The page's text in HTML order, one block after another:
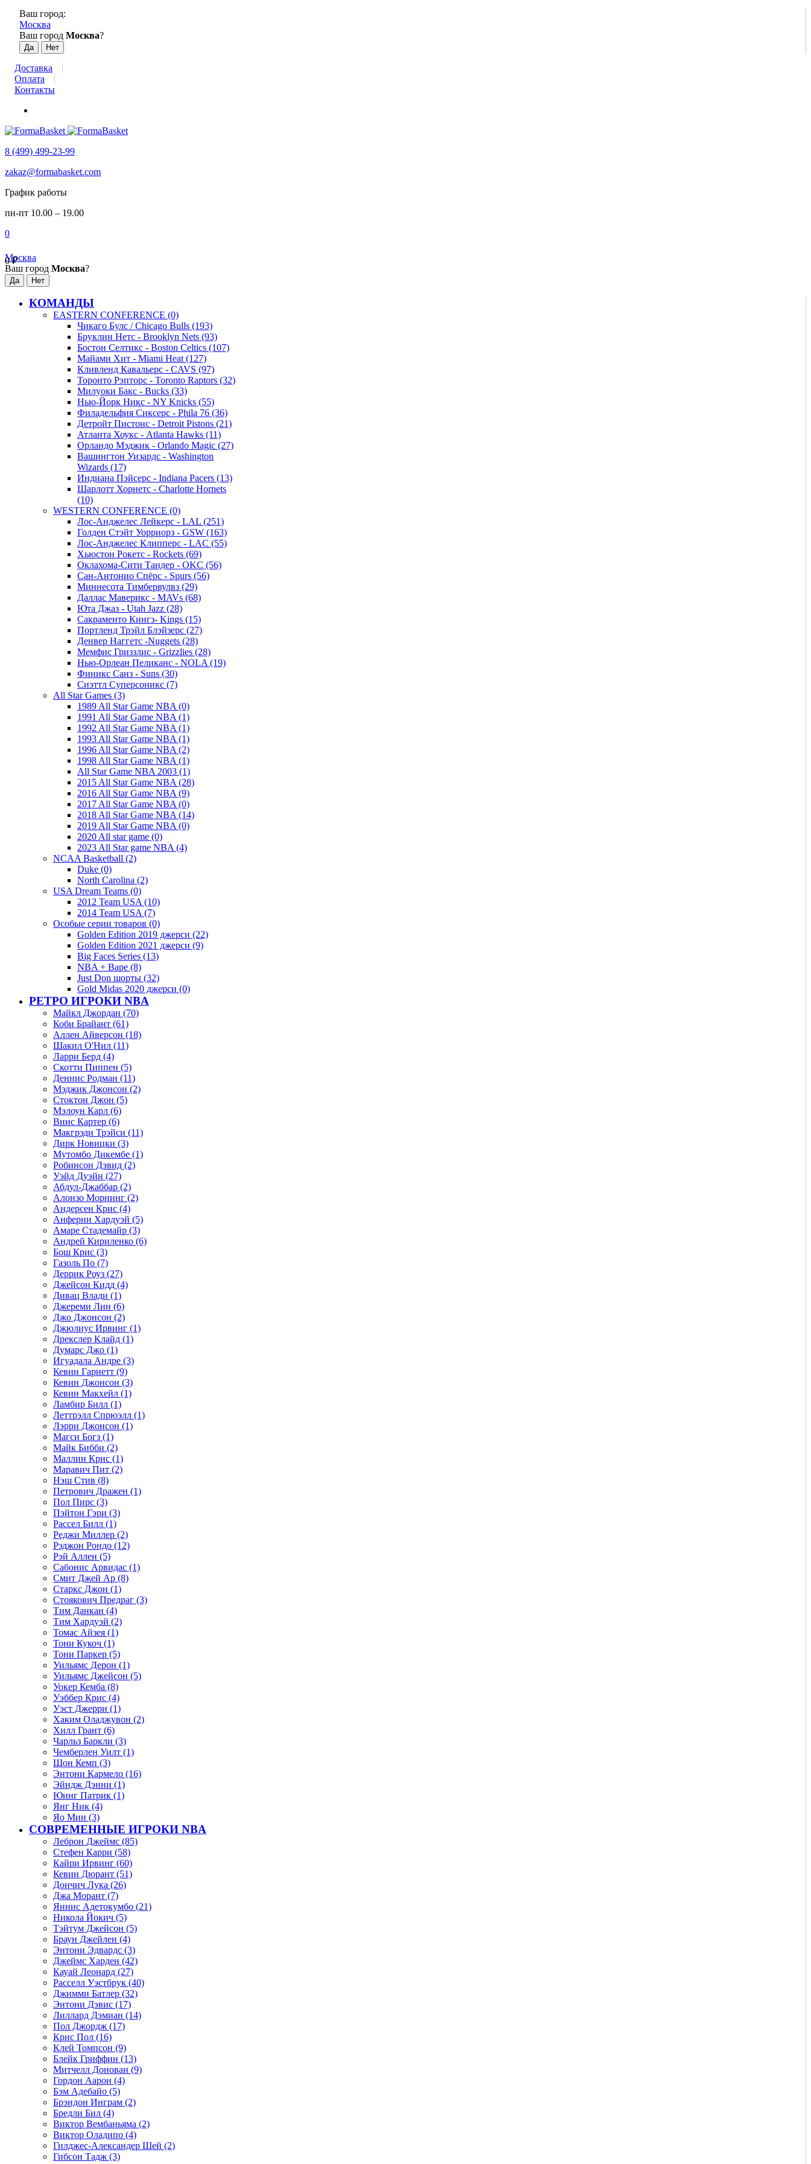
Ваш город:
Москва
Ваш город Москва?
Доставка
Оплата
Контакты
8 (499) 499-23-99
zakaz@formabasket.com
График работы
пн-пт 10.00 – 19.00
0
0₽
Москва
Ваш город Москва?
КОМАНДЫ
EASTERN CONFERENCE (0)
Чикаго Булс / Chicago Bulls (193)
Бруклин Нетс - Brooklyn Nets (93)
Бостон Селтикс - Boston Celtics (107)
Майами Хит - Miami Heat (127)
Кливленд Кавальерс - CAVS (97)
Торонто Рэпторс - Toronto Raptors (32)
Милуоки Бакс - Bucks (33)
Нью-Йорк Никс - NY Knicks (55)
Филадельфия Сиксерс - Phila 76 (36)
Детройт Пистонс - Detroit Pistons (21)
Атланта Хоукс - Atlanta Hawks (11)
Орландо Мэджик - Orlando Magic (27)
Вашингтон Уизардс - Washington
Wizards (17)
Индиана Пэйсерс - Indiana Pacers (13)
Шарлотт Хорнетс - Charlotte Hornets
(10)
WESTERN CONFERENCE (0)
Лос-Анджелес Лейкерс - LAL (251)
Голден Стэйт Уорриорз - GSW (163)
Лос-Анджелес Клипперс - LAC (55)
Хьюстон Рокетс - Rockets (69)
Оклахома-Сити Тандер - OKC (56)
Сан-Антонио Спёрс - Spurs (56)
Миннесота Тимбервулвз (29)
Даллас Маверикс - MAVs (68)
Юта Джаз - Utah Jazz (28)
Сакраменто Кингз- Kings (15)
Портленд Трэйл Блэйзерс (27)
Денвер Наггетс -Nuggets (28)
Мемфис Гриззлис - Grizzlies (28)
Нью-Орлеан Пеликанс - NOLA (19)
Финикс Санз - Suns (30)
Сиэттл Суперсоникс (7)
All Star Games (3)
1989 All Star Game NBA (0)
1991 All Star Game NBA (1)
1992 All Star Game NBA (1)
1993 All Star Game NBA (1)
1996 All Star Game NBA (2)
1998 All Star Game NBA (1)
All Star Game NBA 2003 (1)
2015 All Star Game NBA (28)
2016 All Star Game NBA (9)
2017 All Star Game NBA (0)
2018 All Star Game NBA (14)
2019 All Star Game NBA (0)
2020 All star game (0)
2023 All Star game NBA (4)
NCAA Basketball (2)
Duke (0)
North Carolina (2)
USA Dream Teams (0)
2012 Team USA (10)
2014 Team USA (7)
Особые серии товаров (0)
Golden Edition 2019 джерси (22)
Golden Edition 2021 джерси (9)
Big Faces Series (13)
NBA + Bape (8)
Just Don шорты (32)
Gold Midas 2020 джерси (0)
РЕТРО ИГРОКИ NBA
Майкл Джордан (70)
Коби Брайант (61)
Аллен Айверсон (18)
Шакил О'Нил (11)
Ларри Берд (4)
Скотти Пиппен (5)
Деннис Родман (11)
Мэджик Джонсон (2)
Стоктон Джон (5)
Мэлоун Карл (6)
Винс Картер (6)
Макгрэди Трэйси (11)
Дирк Новицки (3)
Мутомбо Дикембе (1)
Робинсон Дэвид (2)
Уэйд Дуэйн (27)
Абдул-Джаббар (2)
Алонзо Морнинг (2)
Андерсен Крис (4)
Анферни Xардуэй (5)
Амаре Стадемайр (3)
Андрей Кириленко (6)
Бош Крис (3)
Газоль По (7)
Деррик Роуз (27)
Джейсон Кидд (4)
Дивац Влади (1)
Джереми Лин (6)
Джо Джонсон (2)
Джюлиус Ирвинг (1)
Дрекслер Клайд (1)
Думарс Джо (1)
Игуадала Андре (3)
Кевин Гарнетт (9)
Кевин Джонсон (3)
Кевин Макхейл (1)
Ламбир Билл (1)
Леттрэлл Спрюэлл (1)
Лэрри Джонсон (1)
Магси Богз (1)
Майк Бибби (2)
Маллин Крис (1)
Маравич Пит (2)
Нэш Стив (8)
Петрович Дражен (1)
Пол Пирс (3)
Пэйтон Гэри (3)
Рассел Билл (1)
Реджи Миллер (2)
Рэджон Рондо (12)
Рэй Аллен (5)
Сабонис Арвидас (1)
Смит Джей Ар (8)
Старкс Джон (1)
Стоякович Предраг (3)
Тим Данкан (4)
Тим Хардуэй (2)
Томас Айзея (1)
Тони Кукоч (1)
Тони Паркер (5)
Уильямс Дерон (1)
Уильямс Джейсон (5)
Уокер Кемба (8)
Уэббер Крис (4)
Уэст Джерри (1)
Хаким Оладжувон (2)
Хилл Грант (6)
Чарльз Баркли (3)
Чемберлен Уилт (1)
Шон Кемп (3)
Энтони Кармело (16)
Эйндж Дэнни (1)
Юинг Патрик (1)
Янг Ник (4)
Яо Мин (3)
СОВРЕМЕННЫЕ ИГРОКИ NBA
Леброн Джеймс (85)
Стефен Карри (58)
Кайри Ирвинг (60)
Кевин Дюрант (51)
Дончич Лука (26)
Джа Морант (7)
Яннис Адетокумбо (21)
Никола Йокич (5)
Тэйтум Джейсон (5)
Браун Джейлен (4)
Энтони Эдвардс (3)
Джеймс Харден (42)
Кауай Леонард (27)
Расселл Уэстбрук (40)
Джимми Батлер (32)
Энтони Дэвис (17)
Лиллард Дэмиан (14)
Пол Джордж (17)
Крис Пол (16)
Клей Томпсон (9)
Блейк Гриффин (13)
Митчелл Донован (9)
Гордон Аарон (4)
Бэм Адебайо (5)
Брэндон Инграм (2)
Бредли Бил (4)
Виктор Вембаньяма (2)
Виктор Оладипо (4)
Гилджес-Александер Шей (2)
Гибсон Тадж (3)